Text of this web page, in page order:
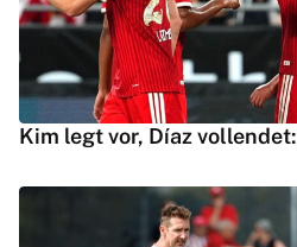
Kim legt vor, Díaz